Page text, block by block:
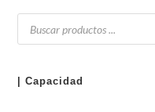
Búsqueda
productos
| Capacidad